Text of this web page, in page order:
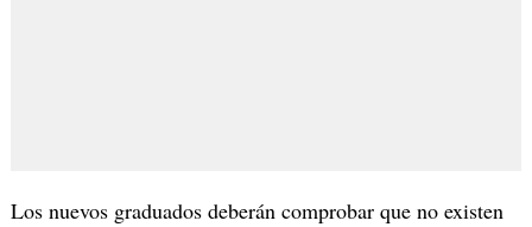
Los nuevos graduados deberán comprobar que no existen